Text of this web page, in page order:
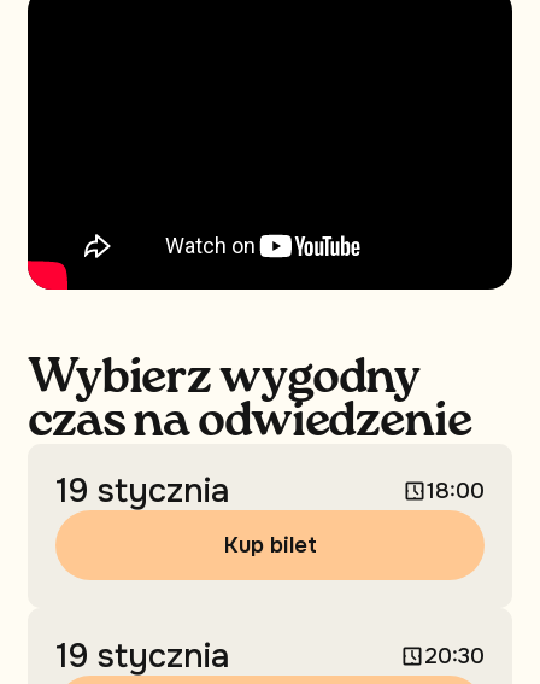
Wybierz wygodny
czas na odwiedzenie
19 stycznia
18:00
Kup bilet
19 stycznia
20:30